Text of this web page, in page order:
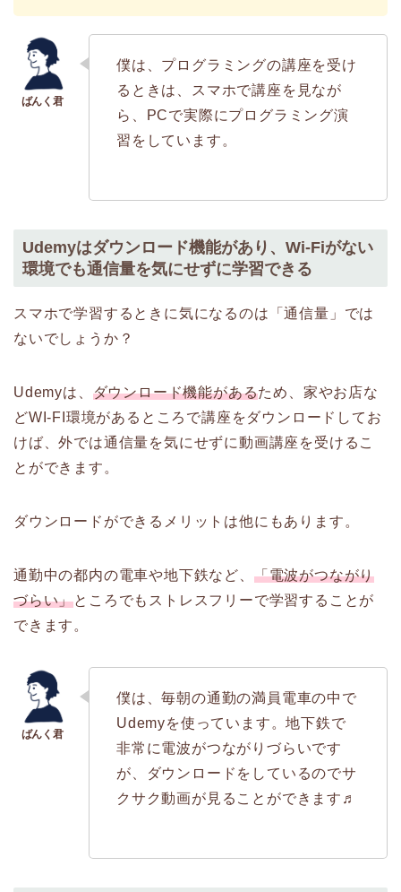
僕は、プログラミングの講座を受け
るときは、スマホで講座を見なが
ら、PCで実際にプログラミング演
習をしています。
Udemyはダウンロード機能があり、Wi-Fiがない
環境でも通信量を気にせずに学習できる
スマホで学習するときに気になるのは「通信量」では
ないでしょうか？
Udemyは、 ダウンロード機能があるため、家やお店な
どWI-FI環境があるところで講座をダウンロードしてお
けば、外では通信量を気にせずに動画講座を受けるこ
とができます。
ダウンロードができるメリットは他にもあります。
通勤中の都内の電車や地下鉄など、 「電波がつながり
づらい」ところでもストレスフリーで学習することが
できます。
僕は、毎朝の通勤の満員電車の中で
Udemyを使っています。地下鉄で
非常に電波がつながりづらいです
が、ダウンロードをしているのでサ
クサク動画が見ることができます♬